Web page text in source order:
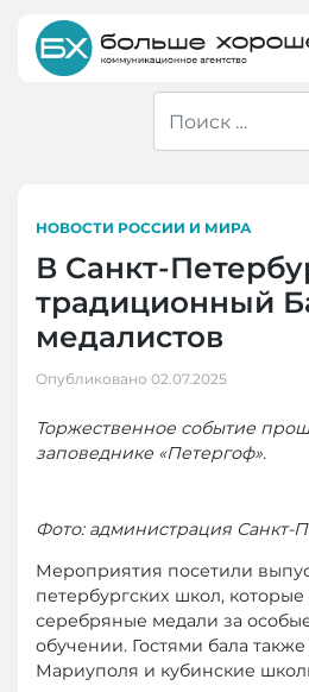
content
НОВОСТИ РОССИИ И МИРА
В Санкт-
традиционный
медалистов
Опубликовано 02.07.2025
Торжественное событие
заповеднике «Петергоф».
Фото: администрация Санкт-
Мероприятия посетили
петербургских школ,
серебряные медали за
обучении. Гостями бала также
Мариуполя и кубинские